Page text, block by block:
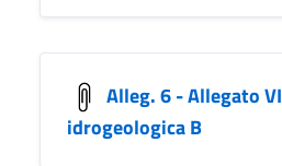
Alleg. 6 - Allegato VI
idrogeologica B